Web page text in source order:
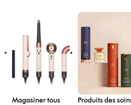
Magasiner tous
Produits des